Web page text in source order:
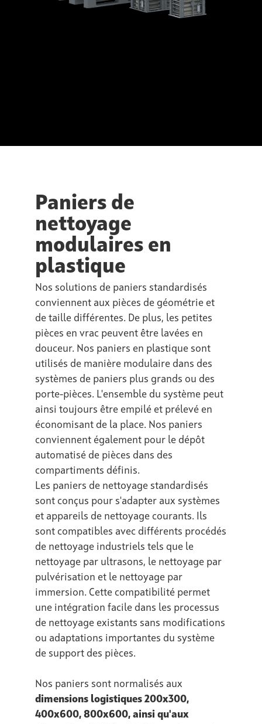
Paniers de
nettoyage
modulaires en
plastique
Nos solutions de paniers standardisés
conviennent aux pièces de géométrie et
de taille différentes. De plus, les petites
pièces en vrac peuvent être lavées en
douceur. Nos paniers en plastique sont
utilisés de manière modulaire dans des
systèmes de paniers plus grands ou des
porte-pièces. L'ensemble du système peut
ainsi toujours être empilé et prélevé en
économisant de la place. Nos paniers
conviennent également pour le dépôt
automatisé de pièces dans des
compartiments définis.
Les paniers de nettoyage standardisés
sont conçus pour s'adapter aux systèmes
et appareils de nettoyage courants. Ils
sont compatibles avec différents procédés
de nettoyage industriels tels que le
nettoyage par ultrasons, le nettoyage par
pulvérisation et le nettoyage par
immersion. Cette compatibilité permet
une intégration facile dans les processus
de nettoyage existants sans modifications
ou adaptations importantes du système
de support des pièces.
Nos paniers sont normalisés aux
dimensions logistiques 200x300,
400x600, 800x600, ainsi qu'aux